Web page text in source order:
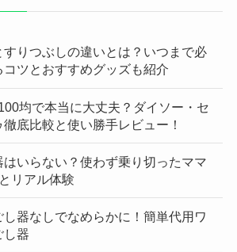
りつぶしの違いとは？いつまで必
ツとおすすめグッズも紹介
均で本当に大丈夫？ダイソー・セ
底比較と使い勝手レビュー！
いらない？使わず乗り切ったママ
リアル体験
器なしでなめらかに！簡単代用ワ
し器